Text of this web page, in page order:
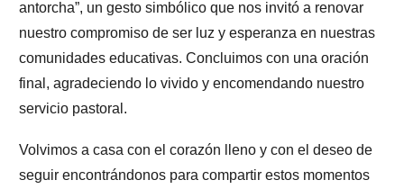
antorcha”, un gesto simbólico que nos invitó a renovar
nuestro compromiso de ser luz y esperanza en nuestras
comunidades educativas. Concluimos con una oración
final , agradeciendo lo vivido y encomendando nuestro
servicio pastoral.
Volvimos a casa con el corazón lleno y con el deseo de
seguir encontrándonos para compartir estos momentos